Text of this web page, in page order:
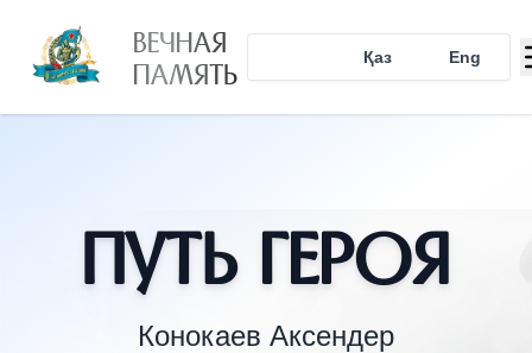
ВЕЧНАЯ
ПАМЯТЬ Қаз Eng
Путь Героя
Конокаев Аксендер